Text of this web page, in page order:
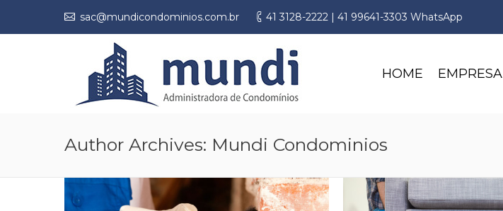
sac@mundicondominios.com.br 41 3128-2222 | 41 99641-3303 WhatsApp
HOME EMPRESA
Author Archives: Mundi Condominios